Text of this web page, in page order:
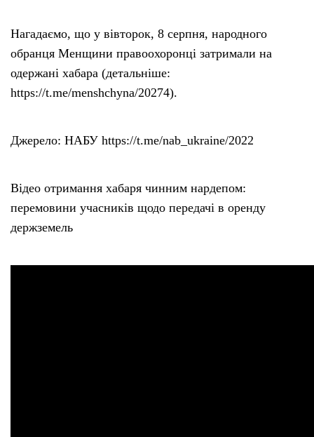
Нагадаємо, що у вівторок, 8 серпня, народного
обранця Менщини правоохоронці затримали на
одержані хабара (детальніше:
https://t.me/menshchyna/20274).
Джерело: НАБУ https://t.me/nab_ukraine/2022
Відео отримання хабаря чинним нардепом:
перемовини учасників щодо передачі в оренду
держземель